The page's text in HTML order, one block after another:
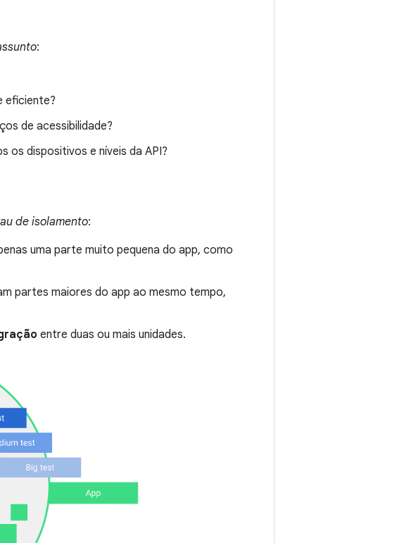
:
eficiente?
de acessibilidade?
os dispositivos e níveis da API?
de isolamento:
uma parte muito pequena do app, como
partes maiores do app ao mesmo tempo,
entre duas ou mais unidades.